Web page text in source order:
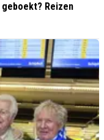
geboekt? Reizen